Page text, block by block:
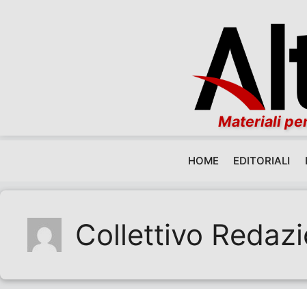
Materiali
HOME EDITORIALI
Collettivo